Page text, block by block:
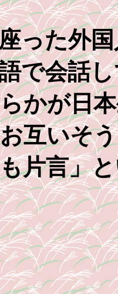
った外
で会話
かが日
互いそ
片言」